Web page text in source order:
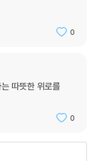
0
따뜻한 위로를
0